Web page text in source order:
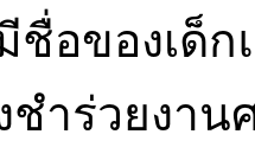
ชื่อของเด็
ำร่วยงา